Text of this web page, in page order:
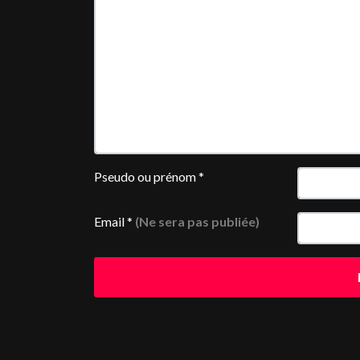
Pseudo ou prénom*
Email* (Ne sera pas publiée)